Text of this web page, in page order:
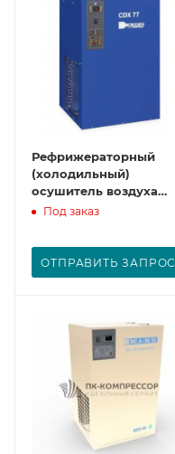
Рефрижераторный
(холодильный)
осушитель воздуха
CDX77
Под заказ
ОТПРАВИТЬ ЗАПРОС